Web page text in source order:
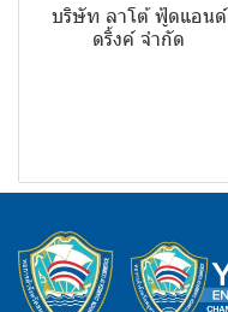
บริษัท ลาโต้ ฟู้ดแอนด์
ดริ้งค์ จำกัด